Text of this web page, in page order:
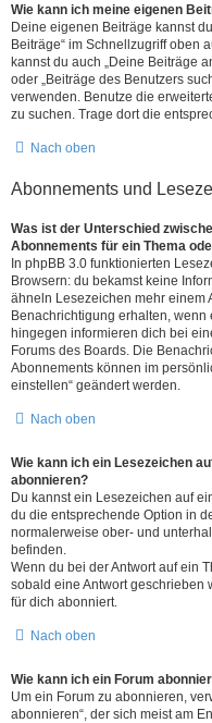
Wie kann ich meine eigenen
Deine eigenen Beiträge kannst
Beiträge“ im Schnellzugriff oben
kannst du auch „Deine Beiträge
oder „Beiträge des Benutzers
verwenden. Benutze die
zu suchen. Trage dort die
Nach oben
Abonnements und
Was ist der Unterschied
Abonnements für ein Thema
In phpBB 3.0 funktionierten
Browsern: du bekamst keine
ähneln Lesezeichen mehr einem
Benachrichtigung erhalten,
hingegen informieren dich bei
Forums des Boards. Die
Abonnements können im
einstellen“ geändert werden.
Nach oben
Wie kann ich ein Lesezeichen
abonnieren?
Du kannst ein Lesezeichen auf
du die entsprechende Option in
normalerweise ober- und
befinden.
Wenn du bei der Antwort auf ein
sobald eine Antwort geschrieben
für dich abonniert.
Nach oben
Wie kann ich ein Forum
Um ein Forum zu abonnieren,
abonnieren“, der sich meist am